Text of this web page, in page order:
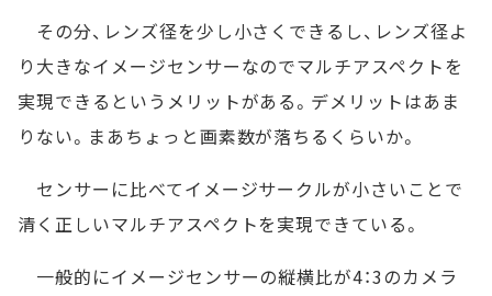
その分、レンズ径を少し小さくできるし、レンズ径よ
り大きなイメージセンサーなのでマルチアスペクトを
実現できるというメリットがある。デメリットはあま
りない。まあちょっと画素数が落ちるくらいか。
センサーに比べてイメージサークルが小さいことで
清く正しいマルチアスペクトを実現できている。
一般的にイメージセンサーの縦横比が4：3のカメラ